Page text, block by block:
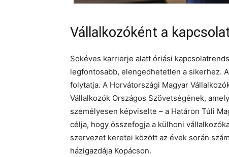
Vállalkozóként a
Sokéves karrierje alatt óriási
legfontosabb, elengedhetetlen a sikerhez.
folytatja. A Horvátországi Magyar
Vállalkozók Országos Szövetségének,
személyesen képviselte – a Határon Túli
célja, hogy összefogja a külhoni
szervezet keretei között az évek során
házigazdája Kopácson.